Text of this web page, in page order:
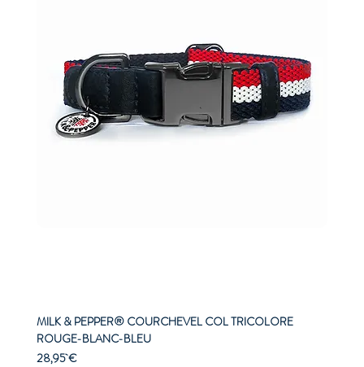
MILK & PEPPER® COURCHEVEL COL TRICOLORE
ROUGE-BLANC-BLEU
Prix
28,95 €